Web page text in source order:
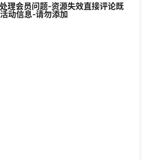
理会员问题-资源失效直接评论既
动信息-请勿添加